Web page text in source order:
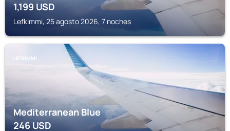
1,199USD
Lefkimmi, 25 agosto 2026, 7 noches
LEFKIMMI
Mediterranean Blue
246USD